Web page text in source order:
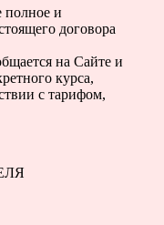
полное и
договора
на Сайте и
курса,
с тарифом,